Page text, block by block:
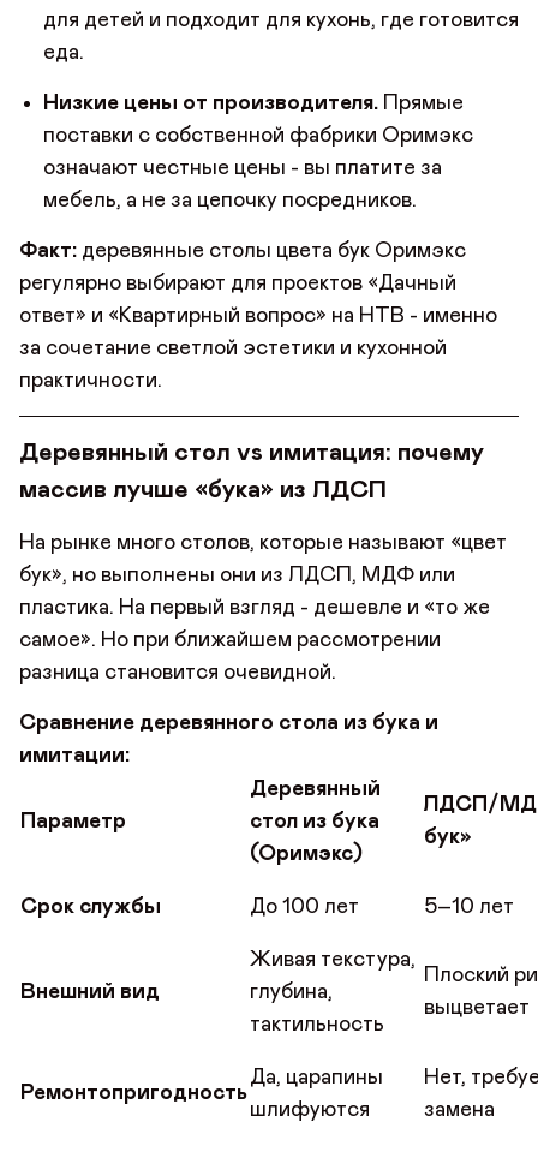
для детей и подходит для кухонь, где готовится
еда.
Низкие цены от производителя. Прямые
поставки с собственной фабрики Оримэкс
означают честные цены - вы платите за
мебель, а не за цепочку посредников.
Факт: деревянные столы цвета бук Оримэкс
регулярно выбирают для проектов «Дачный
ответ» и «Квартирный вопрос» на НТВ - именно
за сочетание светлой эстетики и кухонной
практичности.
Деревянный стол vs имитация: почему
массив лучше «бука» из ЛДСП
На рынке много столов, которые называют «цвет
бук», но выполнены они из ЛДСП, МДФ или
пластика. На первый взгляд - дешевле и «то же
самое». Но при ближайшем рассмотрении
разница становится очевидной.
Сравнение деревянного стола из бука и
имитации:
Параметр
Деревянный
стол из бука
(Оримэкс)
ЛДСП/
бук»
Срок службы До 100 лет 5–10 лет
Внешний вид
Живая текстура,
глубина,
тактильность
Плоский
выцветает
Ремонтопригодность
Да, царапины
шлифуются
Нет,
замена